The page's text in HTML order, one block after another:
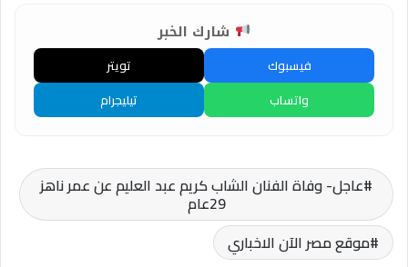
شارك الخبر
فيسبوك
تويتر
واتساب
تيليجرام
عاجل- وفاة الفنان الشاب كريم عبد العليم عن عمر ناهز
29عام
موقع مصر الآن الاخباري